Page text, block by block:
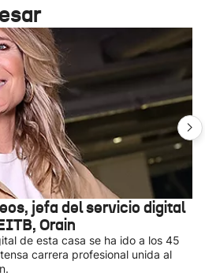
jefa del servicio digital
Orain
de esta casa se ha ido a los 45
carrera profesional unida al